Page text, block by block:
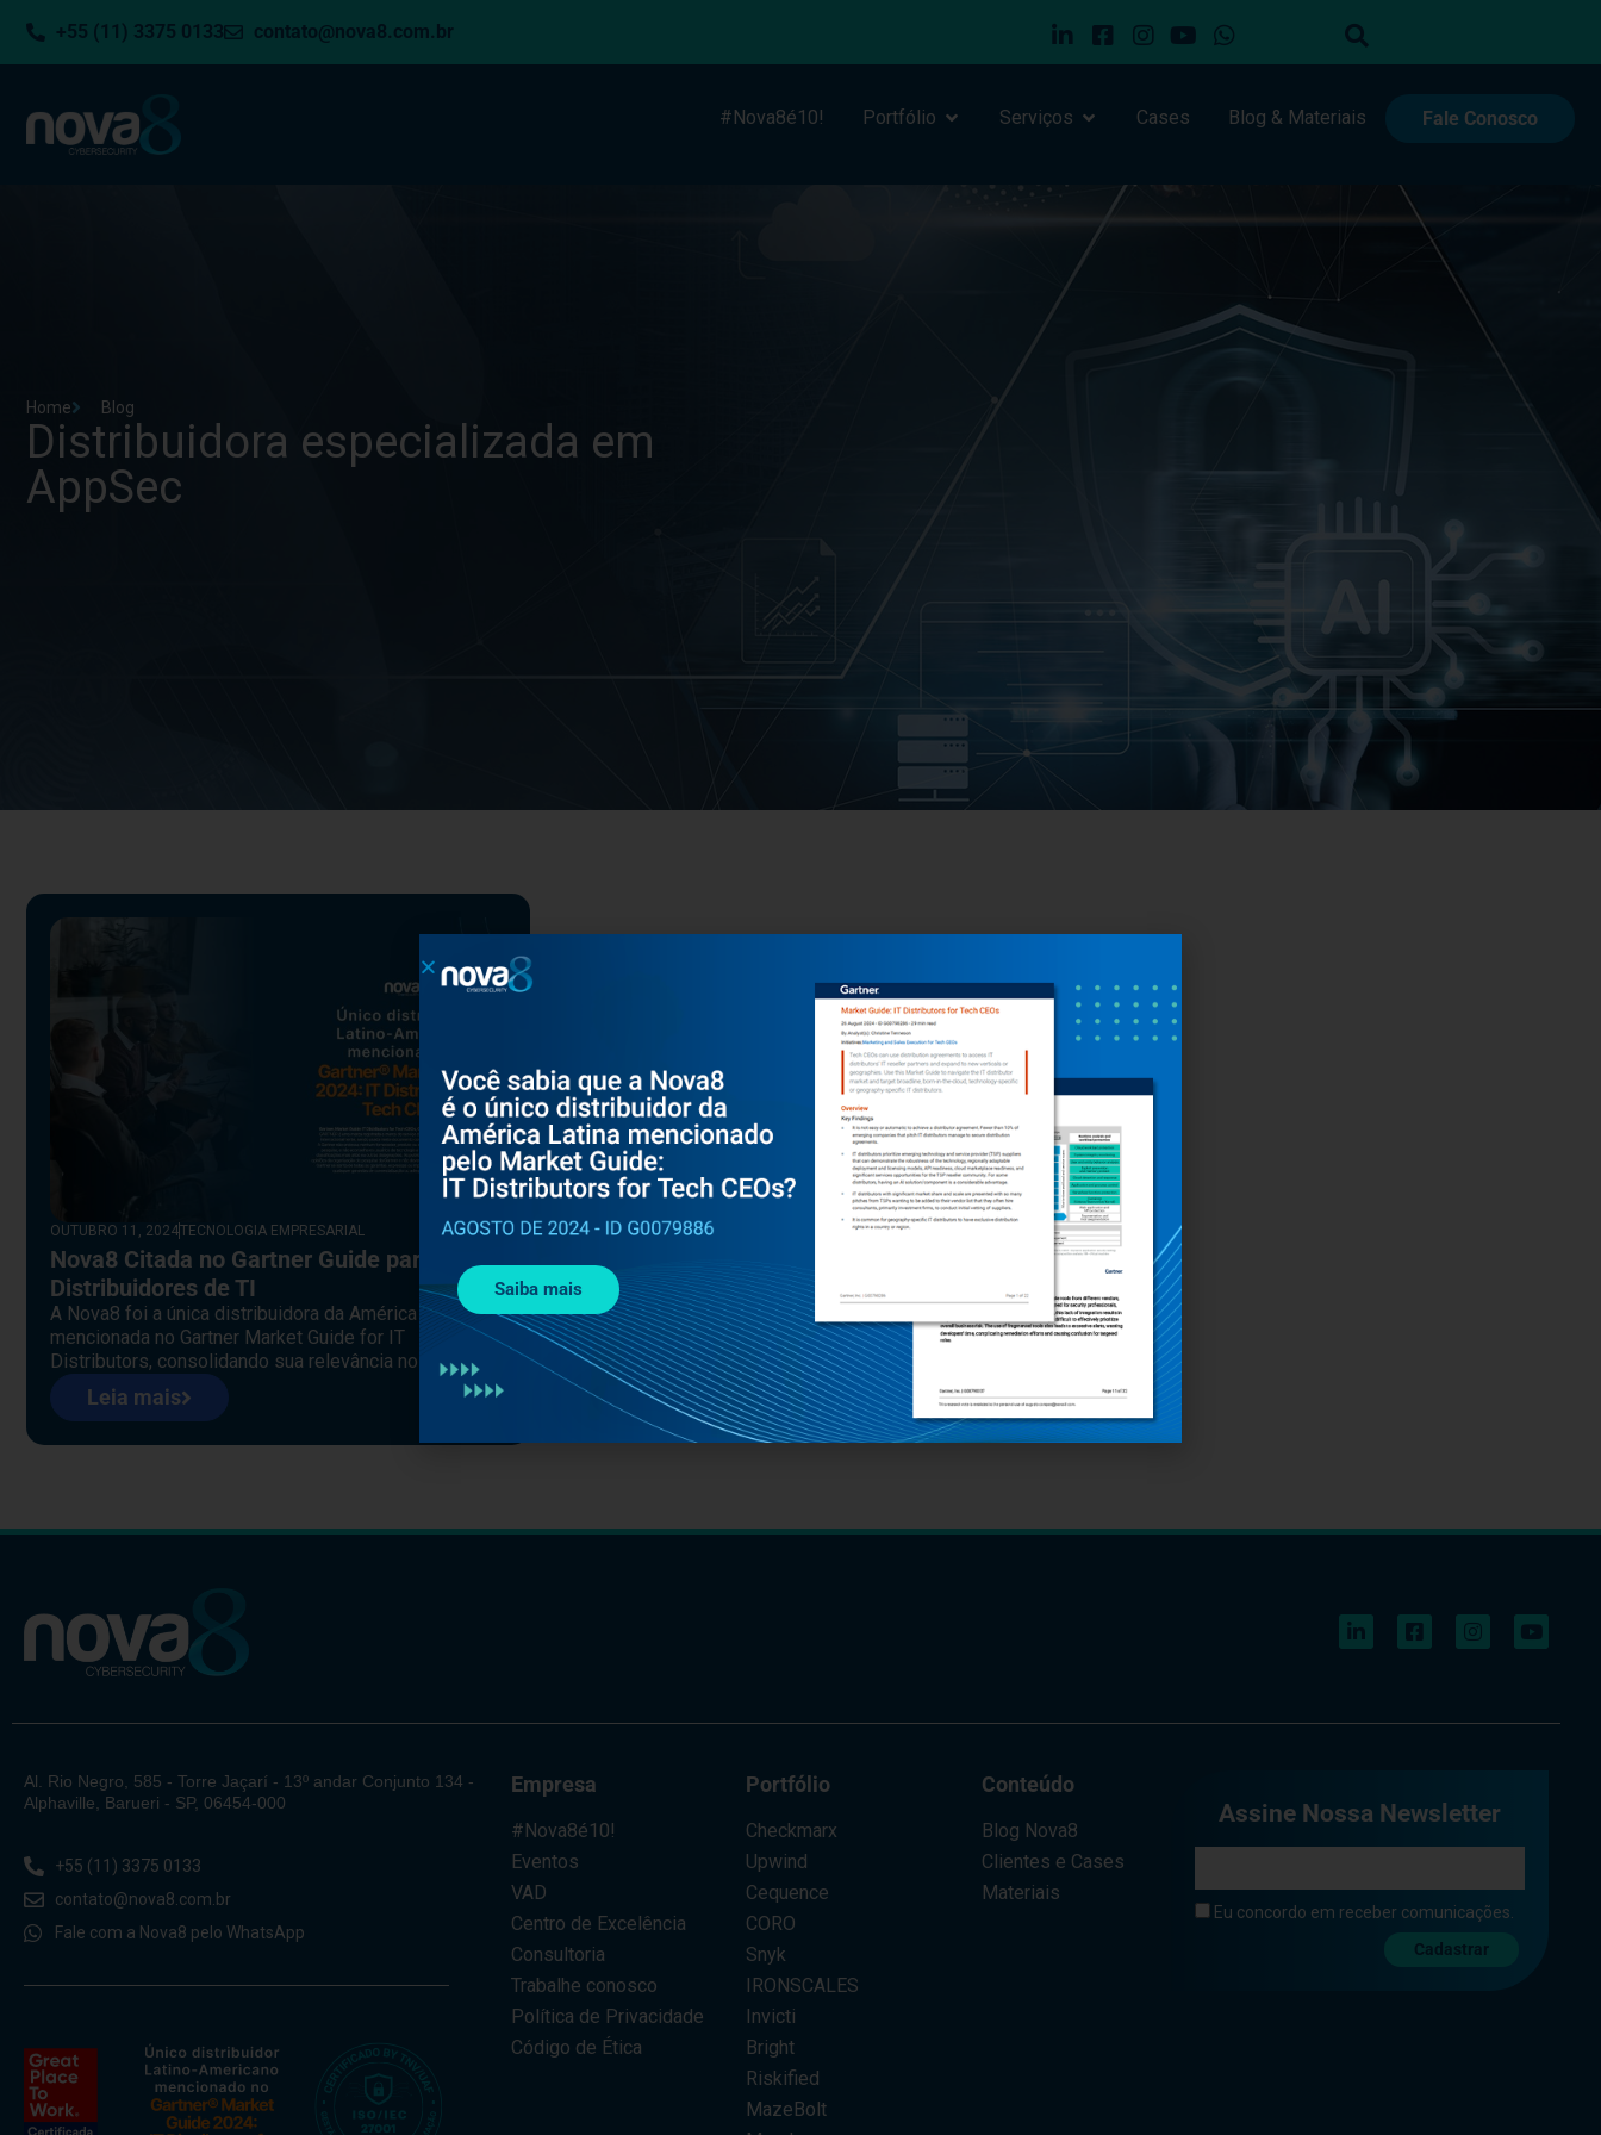
+55 (11) 3375 0133 contato@nova8.com.br
#Nova8é10! Portfólio Serviços Cases Blog & Materiais Fale Conosco
Home Blog
Distribuidora especializada em
AppSec
OUTUBRO 11, 2024TECNOLOGIA EMPRESARIAL
Nova8 Citada no Gartner Guide para
Distribuidores de TI
A Nova8 foi a única distribuidora da América Latina
mencionada no Gartner Market Guide for IT
Distributors, consolidando sua relevância no setor.
Leia mais
Al. Rio Negro, 585 - Torre Jaçarí - 13º andar Conjunto 134 -
Alphaville, Barueri - SP, 06454-000
+55 (11) 3375 0133
contato@nova8.com.br
Fale com a Nova8 pelo WhatsApp
Empresa
#Nova8é10!
Eventos
VAD
Centro de Excelência
Consultoria
Trabalhe conosco
Política de Privacidade
Código de Ética
Portfólio
Checkmarx
Upwind
Cequence
CORO
Snyk
IRONSCALES
Invicti
Bright
Riskified
MazeBolt
Conteúdo
Blog Nova8
Clientes e Cases
Materiais
Assine Nossa Newsletter
Eu concordo em receber comunicações.
Cadastrar
Saiba mais